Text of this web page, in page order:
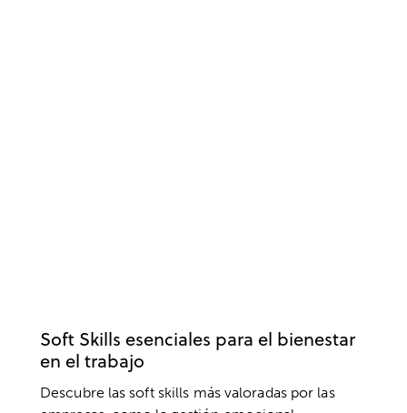
Soft Skills esenciales para el bienestar
en el trabajo
Descubre las soft skills más valoradas por las